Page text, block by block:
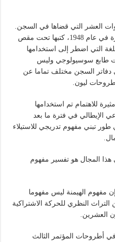
العشر التي قضاها في السجن.
ودفاتر السجن، التي نُشرت لأول مرة في عام 1948، كتبها تحت مقص
التي اضطر إلى استخدامها
طابع سوسيولوجي وليس
السجن مختلف تماما عن
ليون.
للاهتمام تم استخدامها
الإيطالي في فترة ما بعد
تبني مفهوم تدريجي للاستيلاء
هذا المجال هو تفسير مفهوم
مفهوم الهيمنة ليس مفهوما
النظري للحركة الاشتراكية
العشرين.
أطروحات المؤتمر الثالث